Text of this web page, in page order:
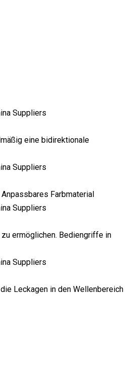
eine bidirektionale
Farbmaterial
ermöglichen. Bediengriffe in
Leckagen in den Wellenbereich